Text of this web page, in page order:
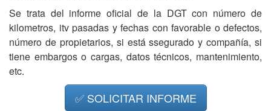
Se trata del informe oficial de la DGT con número de
kilometros, itv pasadas y fechas con favorable o defectos,
número de propietarios, si está ssegurado y compañía, si
tiene embargos o cargas, datos técnicos, mantenimiento,
etc.
✅ SOLICITAR INFORME